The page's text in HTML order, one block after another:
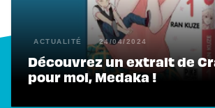
ACTUALITÉ 24/04/2024
Découvrez un extrait de
pour moi, Medaka !